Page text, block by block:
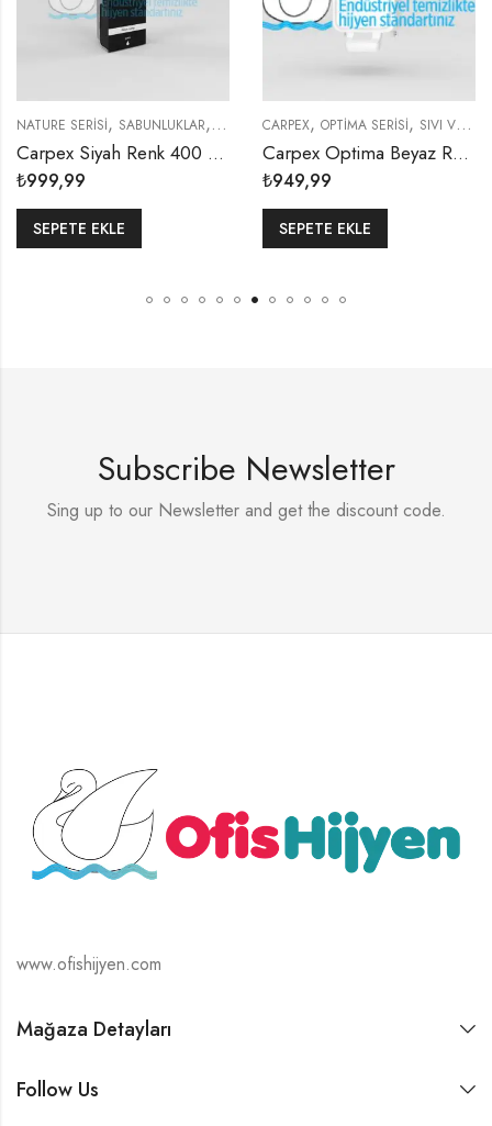
NATURE SERISI, SABUNLUKLAR, SIVI VE KÖPÜK SABUNLUKLAR
Carpex Siyah Renk 400 ML Kartuşlu Manuel Royal Sıvı Sabun Dispenseri Aparatı
₺999,99
SEPETE EKLE
CARPEX, OPTIMA SERISI, SIVI VE KÖPÜK SABUNLUKLAR
Carpex Optima Beyaz Renk Mini Manuel 500 ML Kartuşlu Sıvı Sabun Dispenser Aparatı
₺949,99
SEPETE EKLE
Subscribe Newsletter
Sing up to our Newsletter and get the discount code.
www.ofishijyen.com
Mağaza Detayları
Follow Us